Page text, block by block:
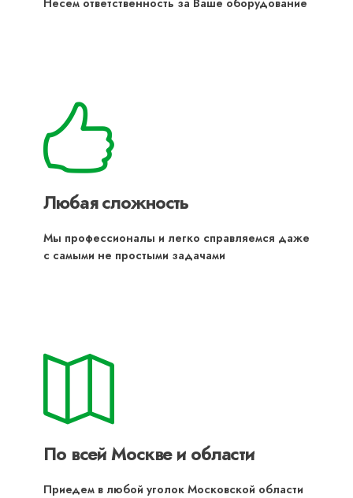
Несем ответственность за Ваше оборудование
Любая сложность
Мы профессионалы и легко справляемся даже
с самыми не простыми задачами
По всей Москве и области
Приедем в любой уголок Московской области